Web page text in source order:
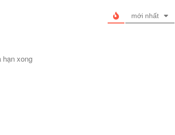
mới nhất
hạn xong